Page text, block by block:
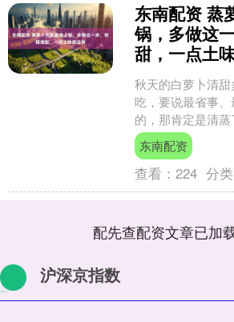
东南配资 蒸
锅，多做这
甜，一点土
秋天的白萝卜清
吃，要说最省事
的，那肯定是清
蒸出来的萝卜总带
味，一点不清甜呢
东南配资
查看：224 分类
配先查配资文章已加
沪深京指数